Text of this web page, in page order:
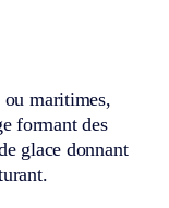
ou maritimes,
formant des
glace donnant